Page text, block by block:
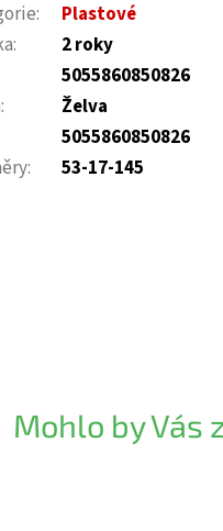
:
Plastové
:
2 roky
5055860850826
:
Želva
5055860850826
: 53-17-145
Mohlo by Vás